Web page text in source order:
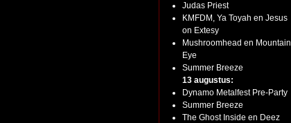
Judas Priest
KMFDM, Ya Toyah en Jesus
on Extesy
Mushroomhead en Mountain
Eye
Summer Breeze
13 augustus:
Dynamo Metalfest Pre-Party
Summer Breeze
The Ghost Inside en Deez